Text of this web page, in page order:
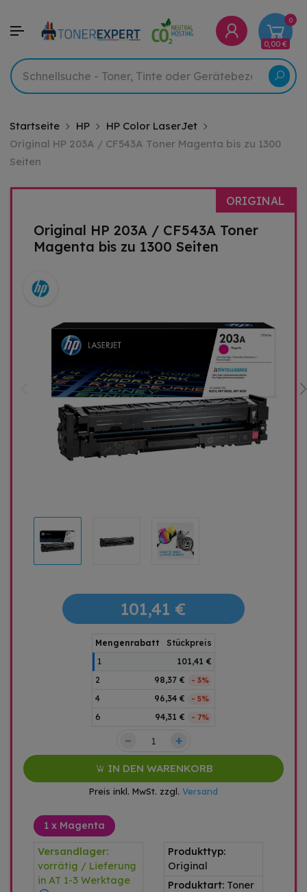
0
0,00 €
Startseite HP
HP Color LaserJet
Original HP 203A / CF543A Toner Magenta bis zu 1300
Seiten
ORIGINAL
Original HP 203A / CF543A Toner
Magenta bis zu 1300 Seiten
101,41 €
Mengenrabatt
Stückpreis
1
101,41 €
2
98,37 € - 3%
4 96,34 € - 5%
6 94,31 € - 7%
– +
IN DEN WARENKORB
Preis inkl. MwSt. zzgl. Versand
1 x Magenta
Versandlager:
vorrätig / Lieferung
in AT 1-3 Werktage
Produkttyp:
Original
Produktart: Toner